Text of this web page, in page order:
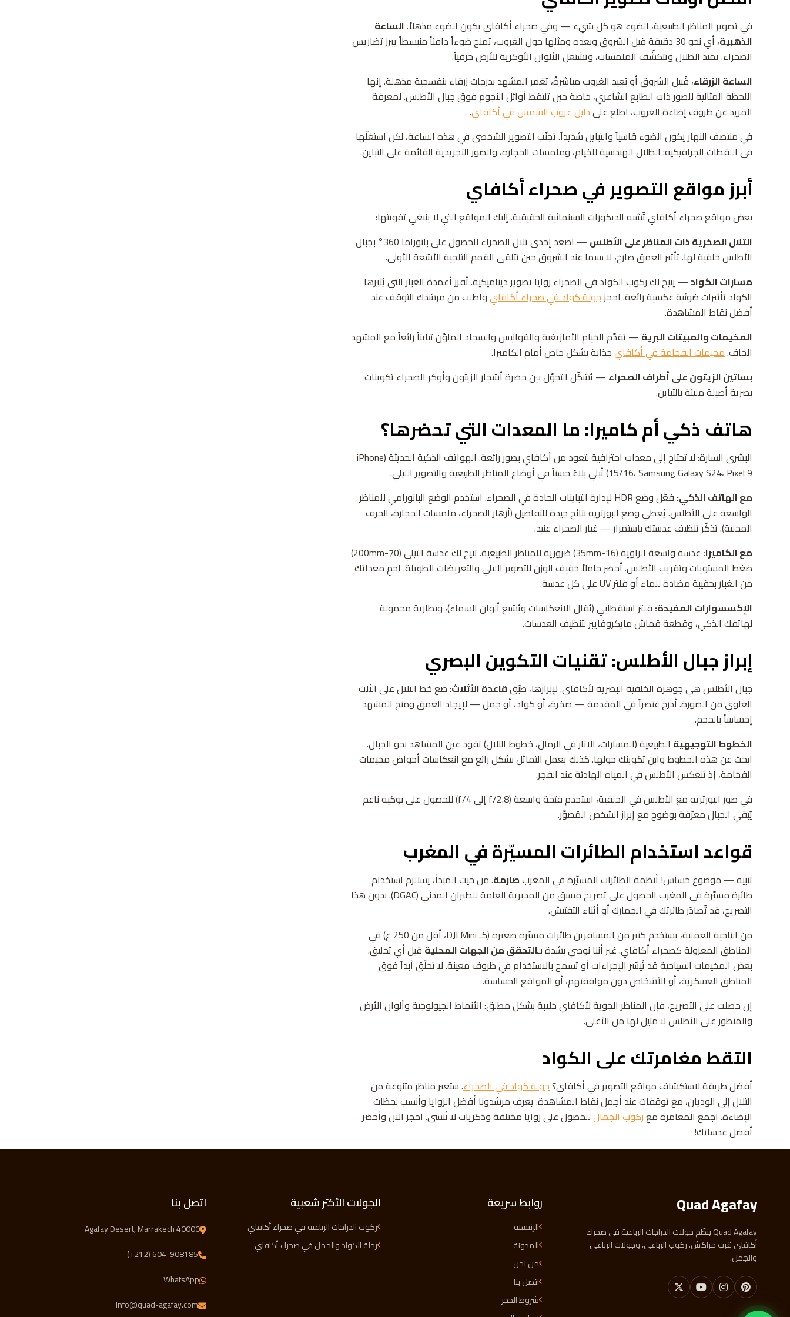
في تصوير المناظر الطبيعية، الضوء هو كل شيء — وفي صحراء أكافاي يكون الضوء مذهلاً.الساعة
الذهبية
، أي نحو 30 دقيقة قبل الشروق وبعده ومثلها حول الغروب، تمنح ضوءاً دافئاً منبسطاً يبرز تضاريس
الصحراء. تمتد الظلال وتتكشّف الملمسات، وتشتعل الألوان الأوكرية للأرض حرفياً.
الساعة الزرقاء، قُبيل الشروق أو بُعيد الغروب مباشرةً، تغمر المشهد بدرجات زرقاء بنفسجية مذهلة. إنها
اللحظة المثالية للصور ذات الطابع الشاعري، خاصة حين تلتقط أوائل النجوم فوق جبال الأطلس. لمعرفة
المزيد عن ظروف إضاءة الغروب، اطلع علىدليل غروب الشمس في أكافاي.
في منتصف النهار يكون الضوء قاسياً والتباين شديداً. تجنّب التصوير الشخصي في هذه الساعة، لكن استغلّها
في اللقطات الجرافيكية: الظلال الهندسية للخيام، وملمسات الحجارة، والصور التجريدية القائمة على التباين.
أبرز مواقع التصوير في صحراء أكافاي
بعض مواقع صحراء أكافاي تُشبه الديكورات السينمائية الحقيقية. إليك المواقع التي لا ينبغي تفويتها:
التلال الصخرية ذات المناظر على الأطلس
— اصعد إحدى تلال الصحراء للحصول على بانوراما 360° بجبال
الأطلس خلفية لها. تأثير العمق صارخ، لا سيما عند الشروق حين تتلقى القمم الثلجية الأشعة الأولى.
مسارات الكواد— يتيح لك ركوب الكواد في الصحراء زوايا تصوير ديناميكية. تُفرز أعمدة الغبار التي يُثيرها
الكواد تأثيرات ضوئية عكسية رائعة. احجزجولة كواد في صحراء أكافايواطلب من مرشدك التوقف عند
أفضل نقاط المشاهدة.
المخيمات والمبيتات البرية — تقدّم الخيام الأمازيغية والفوانيس والسجاد الملوّن تبايناً رائعاً مع المشهد
الجاف.مخيمات الفخامة في أكافايجذابة بشكل خاص أمام الكاميرا.
بساتين الزيتون على أطراف الصحراء — يُشكّل التحوّل بين خضرة أشجار الزيتون وأوكر الصحراء تكوينات
بصرية أصيلة مليئة بالتباين.
هاتف ذكي أم كاميرا: ما المعدات التي تحضرها؟
البشرى السارة: لا تحتاج إلى معدات احترافية لتعود من أكافاي بصور رائعة. الهواتف الذكية الحديثة (iPhone
15/16، Samsung Galaxy S24، Pixel 9) تُبلي بلاءً حسناً في أوضاع المناظر الطبيعية والتصوير الليلي.
مع الهاتف الذكي:
فعّل وضع HDR لإدارة التباينات الحادة في الصحراء. استخدم الوضع البانورامي للمناظر
الواسعة على الأطلس. يُعطي وضع البورتريه نتائج جيدة للتفاصيل (أزهار الصحراء، ملمسات الحجارة، الحرف
المحلية). تذكّر تنظيف عدستك باستمرار — غبار الصحراء عنيد.
مع الكاميرا:
عدسة واسعة الزاوية (16-35mm) ضرورية للمناظر الطبيعية. تتيح لك عدسة التيلي (70-200mm)
ضغط المستويات وتقريب الأطلس. أحضر حاملاً خفيف الوزن للتصوير الليلي والتعريضات الطويلة. احمِ معداتك
من الغبار بحقيبة مضادة للماء أو فلتر UV على كل عدسة.
الإكسسوارات المفيدة: فلتر استقطابي (يُقلل الانعكاسات ويُشبع ألوان السماء)، وبطارية محمولة
لهاتفك الذكي، وقطعة قماش مايكروفايبر لتنظيف العدسات.
إبراز جبال الأطلس: تقنيات التكوين البصري
جبال الأطلس هي جوهرة الخلفية البصرية لأكافاي. لإبرازها، طبّققاعدة الأثلاث: ضع خط التلال على الثلث
العلوي من الصورة. أدرج عنصراً في المقدمة — صخرة، أو كواد، أو جمل — لإيجاد العمق ومنح المشهد
إحساساً بالحجم.
الخطوط التوجيهية الطبيعية (المسارات، الآثار في الرمال، خطوط التلال) تقود عين المشاهد نحو الجبال.
ابحث عن هذه الخطوط وابنِ تكوينك حولها. كذلك يعمل التماثل بشكل رائع مع انعكاسات أحواض مخيمات
الفخامة، إذ تنعكس الأطلس في المياه الهادئة عند الفجر.
في صور البورتريه مع الأطلس في الخلفية، استخدم فتحة واسعة (f/2.8 إلى f/4) للحصول على بوكيه ناعم
يُبقي الجبال معرّفة بوضوح مع إبراز الشخص المُصوَّر.
قواعد استخدام الطائرات المسيّرة في المغرب
تنبيه — موضوع حساس! أنظمة الطائرات المسيّرة في المغربصارمة. من حيث المبدأ، يستلزم استخدام
طائرة مسيّرة في المغرب الحصول على تصريح مسبق من المديرية العامة للطيران المدني (DGAC). بدون هذا
التصريح، قد تُصادَر طائرتك في الجمارك أو أثناء التفتيش.
من الناحية العملية، يستخدم كثير من المسافرين طائرات مسيّرة صغيرة (كـ DJI Mini، أقل من 250 غ) في
المناطق المعزولة كصحراء أكافاي. غير أننا نوصي بشدة بـالتحقق من الجهات المحلية قبل أي تحليق.
بعض المخيمات السياحية قد تُيسّر الإجراءات أو تسمح بالاستخدام في ظروف معينة. لا تحلّق أبداً فوق
المناطق العسكرية، أو الأشخاص دون موافقتهم، أو المواقع الحساسة.
إن حصلت على التصريح، فإن المناظر الجوية لأكافاي خلابة بشكل مطلق: الأنماط الجيولوجية وألوان الأرض
والمنظور على الأطلس لا مثيل لها من الأعلى.
التقط مغامرتك على الكواد
أفضل طريقة لاستكشاف مواقع التصوير في أكافاي؟جولة كواد في الصحراء. ستعبر مناظر متنوعة من
التلال إلى الوديان، مع توقفات عند أجمل نقاط المشاهدة. يعرف مرشدونا أفضل الزوايا وأنسب لحظات
الإضاءة. اجمع المغامرة معركوب الجمالللحصول على زوايا مختلفة وذكريات لا تُنسى. احجز الآن وأحضر
أفضل عدساتك!
Quad Agafay
Quad Agafay ينظّم جولات الدراجات الرباعية في صحراء
أكافاي قرب مراكش. ركوب الرباعي، وجولات الرباعي
والجمل.
روابط سريعة
الرئيسية
المدونة
من نحن
اتصل بنا
شروط الحجز
الجولات الأكثر شعبية
ركوب الدراجات الرباعية في صحراء أكافاي
رحلة الكواد والجمل في صحراء أكافاي
اتصل بنا
Agafay Desert, Marrakech 40000
(+212) 604-908185
WhatsApp
info@quad-agafay.com